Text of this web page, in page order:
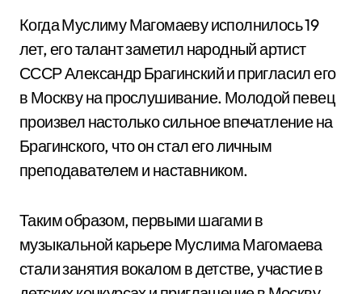
Когда Муслиму Магомаеву исполнилось 19
лет, его талант заметил народный артист
СССР Александр Брагинский и пригласил его
в Москву на прослушивание. Молодой певец
произвел настолько сильное впечатление на
Брагинского, что он стал его личным
преподавателем и наставником.
Таким образом, первыми шагами в
музыкальной карьере Муслима Магомаева
стали занятия вокалом в детстве, участие в